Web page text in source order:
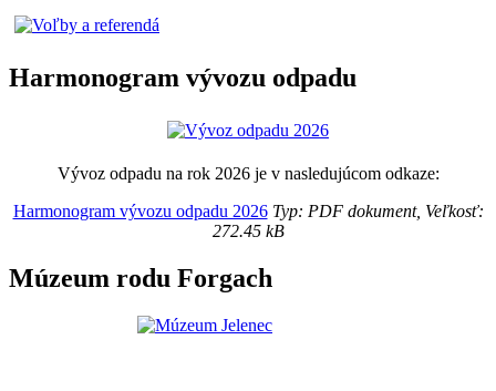
Harmonogram vývozu odpadu
Vývoz odpadu na rok 2026 je v nasledujúcom odkaze:
Harmonogram vývozu odpadu 2026Typ: PDF dokument, Veľkosť:
272.45 kB
Múzeum rodu Forgach